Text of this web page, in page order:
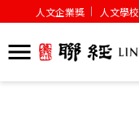
人文企業獎 人文學校